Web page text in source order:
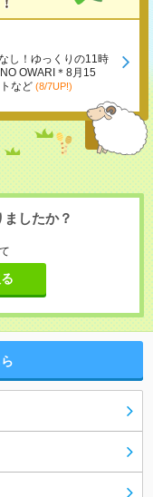
し！ゆっくりの11時
OWARI＊8月15
など (8/7UP!)
したか？